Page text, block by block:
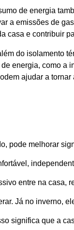
de energia
a emissões de
casa e contribuir
do isolamento
energia, como a
ajudar a
pode melhorar
entre na casa,
Já no inverno,
significa que a